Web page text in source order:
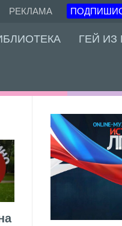
РЕКЛАМА
ГЕЙ ИЗ